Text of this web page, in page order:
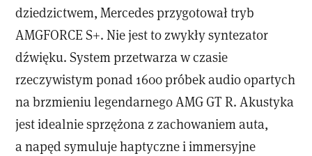
dziedzictwem, Mercedes przygotował tryb
AMGFORCE S+. Nie jest to zwykły syntezator
dźwięku. System przetwarza w czasie
rzeczywistym ponad 1600 próbek audio opartych
na brzmieniu legendarnego AMG GT R. Akustyka
jest idealnie sprzężona z zachowaniem auta,
a napęd symuluje haptyczne i immersyjne